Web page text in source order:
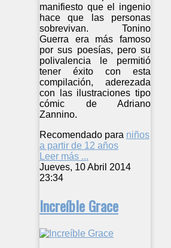
manifiesto que el ingenio
hace que las personas
sobrevivan. Tonino
Guerra era más famoso
por sus poesías, pero su
polivalencia le permitió
tener éxito con esta
compilación, aderezada
con las ilustraciones tipo
cómic de Adriano
Zannino.
Recomendado para niños
a partir de 12 años
Leer más ...
Jueves, 10 Abril 2014
23:34
Increíble Grace